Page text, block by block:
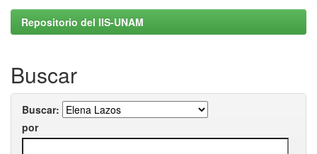
Repositorio del IIS-UNAM
Buscar
Buscar:
por